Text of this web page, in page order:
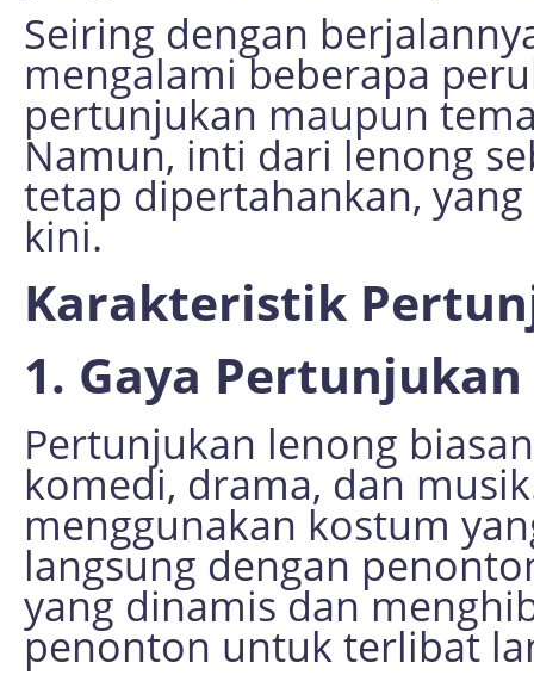
Seiring dengan
mengalami beberapa
pertunjukan maupun
Namun, inti dari lenong
tetap dipertahankan,
kini.
Karakteristik
1. Gaya Pertunjukan
Pertunjukan lenong
komedi, drama, dan
menggunakan kostum
langsung dengan
yang dinamis dan
penonton untuk terlibat